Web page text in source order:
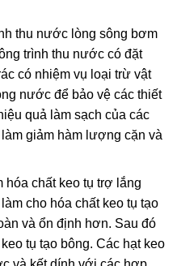
thu nước lòng sông bơm
trình thu nước có đặt
có nhiệm vụ loại trừ vật
nước để bảo vệ các thiết
quả làm sạch của các
giảm hàm lượng cặn và
hóa chất keo tụ trợ lắng
cho hóa chất keo tụ tạo
và ổn định hơn. Sau đó
tụ tạo bông. Các hạt keo